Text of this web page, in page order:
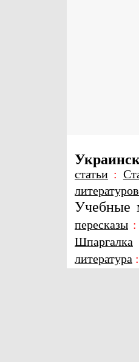
статьи :
Учебные
пересказы :
Шпаргалка
литература :